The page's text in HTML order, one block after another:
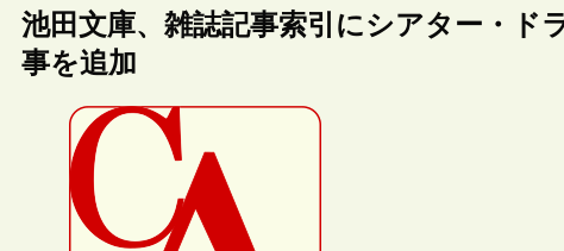
池田文庫、雑誌記事索引にシアター・ド
事を追加